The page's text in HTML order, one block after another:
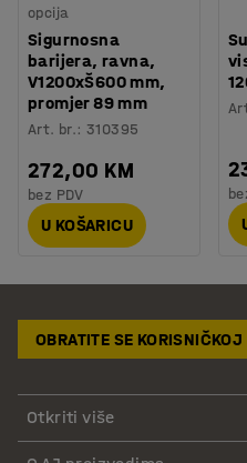
opcija
Sigurnosna
barijera, ravna,
V1200xŠ600 mm,
promjer 89 mm
Art. br.:310395
272,00 KM
bez PDV
U KOŠARICU
OBRATITE SE
Otkriti više